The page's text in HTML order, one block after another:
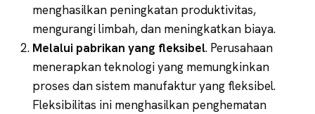
menghasilkan peningkatan produktivitas,
mengurangi limbah, dan meningkatkan biaya.
Melalui pabrikan yang fleksibel. Perusahaan
menerapkan teknologi yang memungkinkan
proses dan sistem manufaktur yang fleksibel.
Fleksibilitas ini menghasilkan penghematan